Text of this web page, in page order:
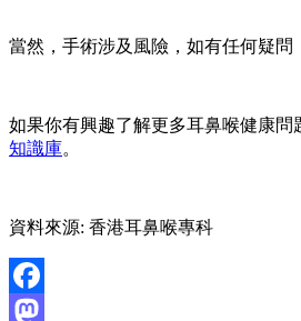
當然，手術涉及風險，如有任何疑問
如果你有興趣了解更多耳鼻喉健康問
知識庫。
資料來源: 香港耳鼻喉專科
Facebook